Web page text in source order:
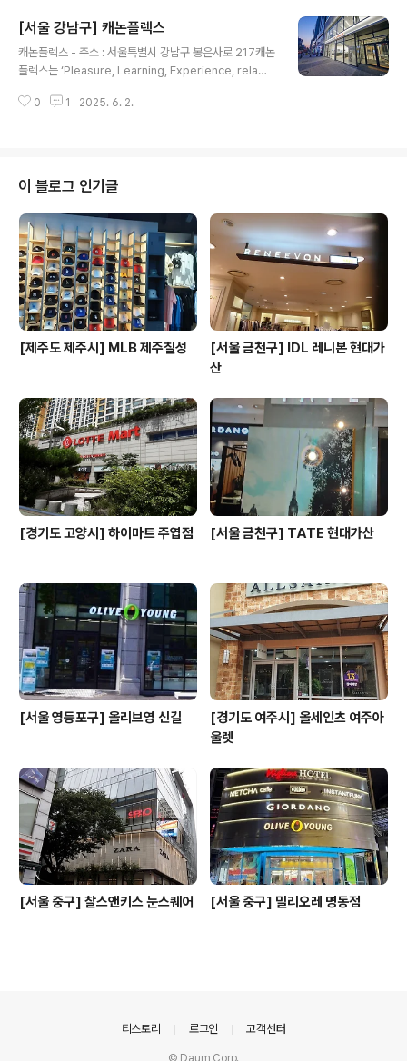
트 스토어이다. 청담동 매장은 디올의 중심 매장이 되는 공
간이고, 성수동 매장은 콘셉트를 보여주는 공간이다. 디올
이 성수동을 택한 이유는 성수가 젊은 동네의 대명사이면
디올 성수는 한국 최초로 디올 패션쇼가 개최된 바로 다음
[서울 강남구] 캐논플렉스
캐논플렉스 - 주소 : 서울특별시 강남구 봉은사로 217캐논
플렉스는 ‘Pleasure, Learning, Experience, rela
미, 갤러리 등 다양한 이미징 라이프를 즐길 수 있는 복합문
인 EOS R시리즈와 RF렌즈들, 액세서리까지 EOS R 시스
템의 모든 것을 체험해 볼 수 있는 곳이다. 또한 캐논 서비
스 센터를 운영하고 있으며, 13명의 전문 테크니션이 상시
대기하고 있다. 4층은 캐논 아카데미와 셀프 스튜디오가
있어 카메라 사용법 및 촬영 노하우 등 폭넓은 프로그램을
..
0 1 2025. 6. 2.
이 블로그 인기글
[제주도 제주시] MLB 제주칠성
[서울 금천구] IDL 레니본 현대가
산
[경기도 고양시] 하이마트 주엽점 [서울 금천구] TATE 현대가산
[서울 영등포구] 올리브영 신길
[경기도 여주시] 올세인츠 여주아
울렛
[서울 중구] 찰스앤키스 눈스퀘어 [서울 중구] 밀리오레 명동점
티스토리 로그인 고객센터